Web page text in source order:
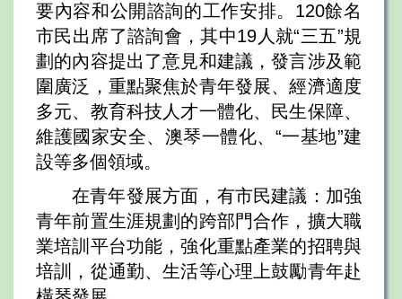
要內容和公開諮詢的工作安排。120餘名
市民出席了諮詢會，其中19人就“三五”規
劃的內容提出了意見和建議，發言涉及範
圍廣泛，重點聚焦於青年發展、經濟適度
多元、教育科技人才一體化、民生保障、
維護國家安全、澳琴一體化、“一基地”建
設等多個領域。
在青年發展方面，有市民建議：加強
青年前置生涯規劃的跨部門合作，擴大職
業培訓平台功能，強化重點產業的招聘與
培訓，從通勤、生活等心理上鼓勵青年赴